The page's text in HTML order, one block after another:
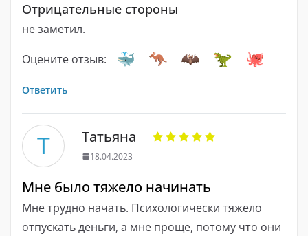
Отрицательные стороны
не заметил.
Оцените отзыв:
Ответить
Т Татьяна
18.04.2023
Мне было тяжело начинать
Мне трудно начать. Психологически тяжело
отпускать деньги, а мне проще, потому что они